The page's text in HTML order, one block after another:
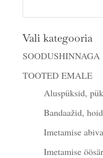
Vali kategooria
SOODUSHINNAGA
TOOTED EMALE
Aluspüksid,
Bandaažid,
Imetamise
Imetamise